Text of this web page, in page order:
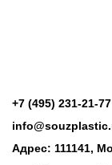
+7 (495) 231-21-77
Адрес: 111141,